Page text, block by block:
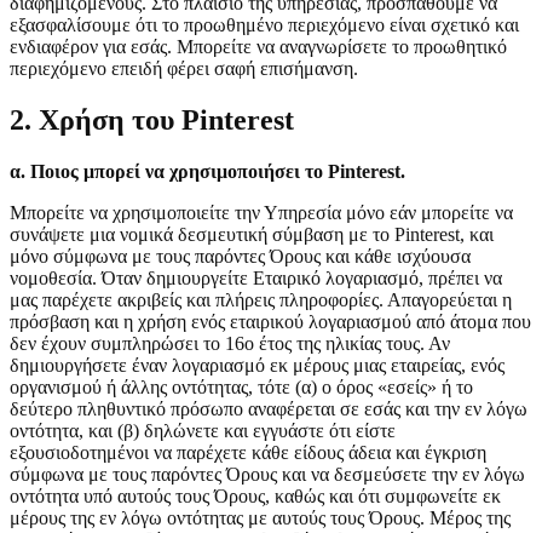
εξασφαλίσουμε ότι το προωθημένο περιεχόμενο είναι σχετικό και
ενδιαφέρον για εσάς. Μπορείτε να αναγνωρίσετε το προωθητικό
περιεχόμενο επειδή φέρει σαφή επισήμανση.
2. Χρήση του Pinterest
α. Ποιος μπορεί να χρησιμοποιήσει το Pinterest.
Μπορείτε να χρησιμοποιείτε την Υπηρεσία μόνο εάν μπορείτε να
συνάψετε μια νομικά δεσμευτική σύμβαση με το Pinterest, και
μόνο σύμφωνα με τους παρόντες Όρους και κάθε ισχύουσα
νομοθεσία. Όταν δημιουργείτε Εταιρικό λογαριασμό, πρέπει να
μας παρέχετε ακριβείς και πλήρεις πληροφορίες. Απαγορεύεται η
πρόσβαση και η χρήση ενός εταιρικού λογαριασμού από άτομα που
δεν έχουν συμπληρώσει το 16ο έτος της ηλικίας τους. Αν
δημιουργήσετε έναν λογαριασμό εκ μέρους μιας εταιρείας, ενός
οργανισμού ή άλλης οντότητας, τότε (α) ο όρος «εσείς» ή το
δεύτερο πληθυντικό πρόσωπο αναφέρεται σε εσάς και την εν λόγω
οντότητα, και (β) δηλώνετε και εγγυάστε ότι είστε
εξουσιοδοτημένοι να παρέχετε κάθε είδους άδεια και έγκριση
σύμφωνα με τους παρόντες Όρους και να δεσμεύσετε την εν λόγω
οντότητα υπό αυτούς τους Όρους, καθώς και ότι συμφωνείτε εκ
μέρους της εν λόγω οντότητας με αυτούς τους Όρους. Μέρος της